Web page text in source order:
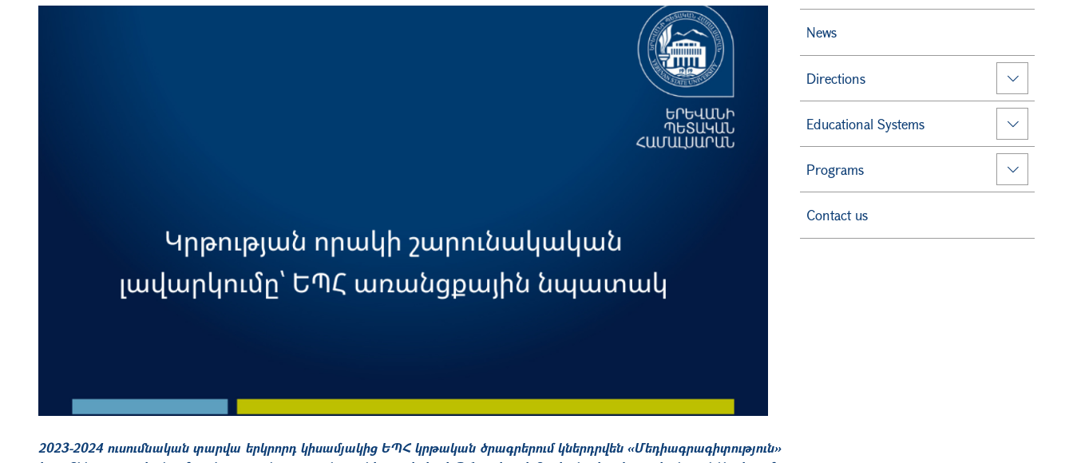
2023-2024 ուսումնական տարվա երկրորդ կիսամյակից ԵՊՀ կրթական ծրագրերում կներդրվեն «Մեդիագրագիտություն»
News
Directions
Educational Systems
Programs
Contact us